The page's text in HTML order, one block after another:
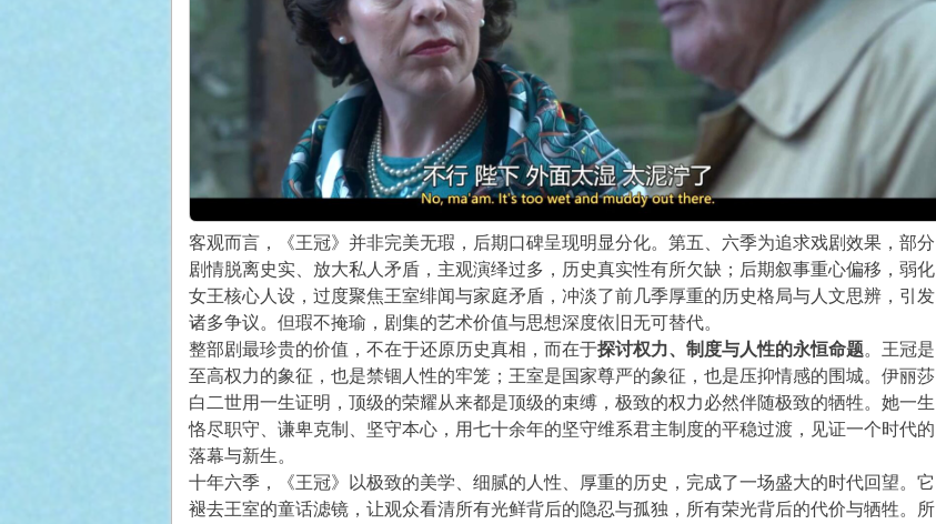
客观而言，《王冠》并非完美无瑕，后期口碑呈现明显分化。第五、六季为追求戏剧效果，部分
剧情脱离史实、放大私人矛盾，主观演绎过多，历史真实性有所欠缺；后期叙事重心偏移，弱化
女王核心人设，过度聚焦王室绯闻与家庭矛盾，冲淡了前几季厚重的历史格局与人文思辨，引发
诸多争议。但瑕不掩瑜，剧集的艺术价值与思想深度依旧无可替代。
整部剧最珍贵的价值，不在于还原历史真相，而在于探讨权力、制度与人性的永恒命题。王冠是
至高权力的象征，也是禁锢人性的牢笼；王室是国家尊严的象征，也是压抑情感的围城。伊丽莎
白二世用一生证明，顶级的荣耀从来都是顶级的束缚，极致的权力必然伴随极致的牺牲。她一生
恪尽职守、谦卑克制、坚守本心，用七十余年的坚守维系君主制度的平稳过渡，见证一个时代的
落幕与新生。
十年六季，《王冠》以极致的美学、细腻的人性、厚重的历史，完成了一场盛大的时代回望。它
褪去王室的童话滤镜，让观众看清所有光鲜背后的隐忍与孤独，所有荣光背后的代价与牺牲。所